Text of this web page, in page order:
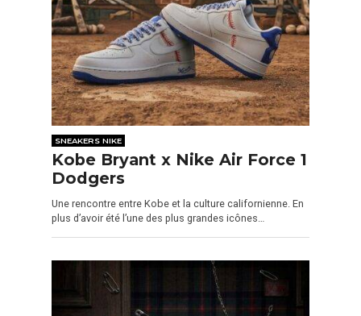
SNEAKERS NIKE
Kobe Bryant x Nike Air Force 1
Dodgers
Une rencontre entre Kobe et la culture californienne. En
plus d’avoir été l’une des plus grandes icônes…